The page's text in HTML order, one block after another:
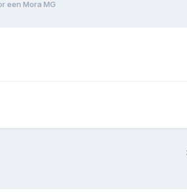
een Mora MG